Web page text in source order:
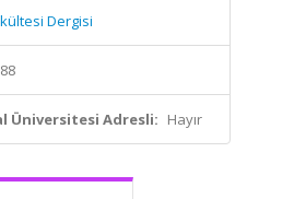
Dergisi
Üniversitesi Adresli: Hayır